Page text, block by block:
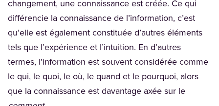
changement, une connaissance est créée. Ce qui
différencie la connaissance de l’information, c’est
qu’elle est également constituée d’autres éléments
tels que l’expérience et l’intuition. En d’autres
termes, l’information est souvent considérée comme
le qui, le quoi, le où, le quand et le pourquoi, alors
que la connaissance est davantage axée sur le